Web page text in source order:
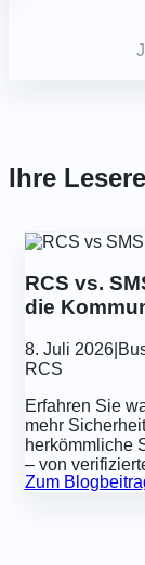
Ihre
RCS vs.
die
sicherer?
8. Juli 2026|
RCS
Erfahren Sie
mehr
herkömmliche
– von
Zum